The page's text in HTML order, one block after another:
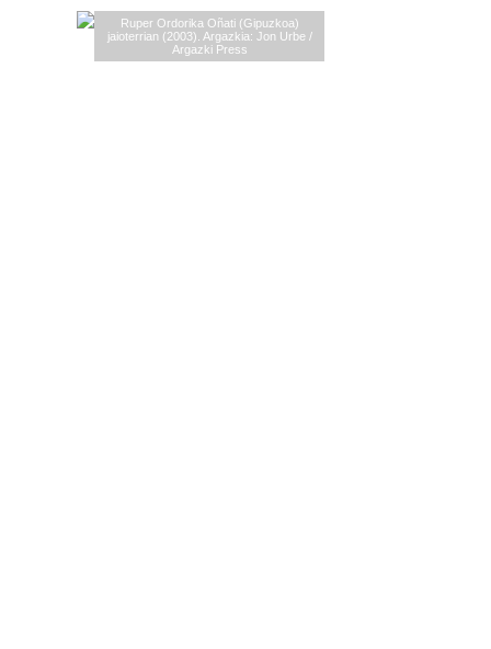
Ruper Ordorika Oñati (Gipuzkoa)
jaioterrian (2003). Argazkia: Jon Urbe /
Argazki Press